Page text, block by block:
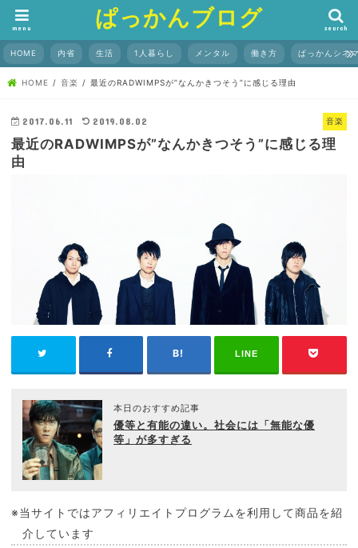
ぱっかんブログ search
menu
HOME 内省 生活 1人暮らし メンタル 働き方 ぱっかんシネ
HOME 音楽 最近のRADWIMPSが”なんかきつそう”に感じる理由
音楽
2017.06.11 2019.08.02
最近のRADWIMPSが”なんかきつそう”に感じる理
由
LINE
本日のおすすめ記事
優等と有能の違い。社会には「無能な優
等」が多すぎる
※当サイトではアフィリエイトプログラムを利用して商品を紹
介しています